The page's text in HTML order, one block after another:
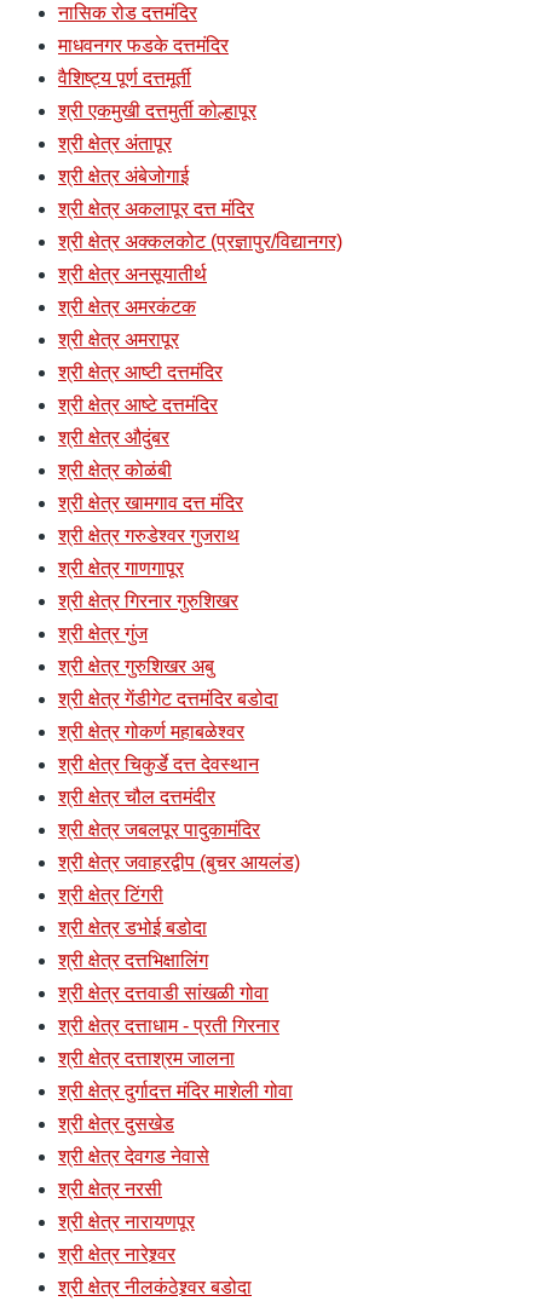
नासिक रोड दत्तमंदिर
माधवनगर फडके दत्तमंदिर
वैशिष्ट्य पूर्ण दत्तमूर्ती
श्री एकमुखी दत्तमुर्ती कोल्हापूर
श्री क्षेत्र अंतापूर
श्री क्षेत्र अंबेजोगाई
श्री क्षेत्र अकलापूर दत्त मंदिर
श्री क्षेत्र अक्कलकोट (प्रज्ञापुर/विद्यानगर)
श्री क्षेत्र अनसूयातीर्थ
श्री क्षेत्र अमरकंटक
श्री क्षेत्र अमरापूर
श्री क्षेत्र आष्टी दत्तमंदिर
श्री क्षेत्र आष्टे दत्तमंदिर
श्री क्षेत्र औदुंबर
श्री क्षेत्र कोळंबी
श्री क्षेत्र खामगाव दत्त मंदिर
श्री क्षेत्र गरुडेश्वर गुजराथ
श्री क्षेत्र गाणगापूर
श्री क्षेत्र गिरनार गुरुशिखर
श्री क्षेत्र गुंज
श्री क्षेत्र गुरुशिखर अबु
श्री क्षेत्र गेंडीगेट दत्तमंदिर बडोदा
श्री क्षेत्र गोकर्ण महाबळेश्वर
श्री क्षेत्र चिकुर्डे दत्त देवस्थान
श्री क्षेत्र चौल दत्तमंदीर
श्री क्षेत्र जबलपूर पादुकामंदिर
श्री क्षेत्र जवाहरद्वीप (बुचर आयलंड)
श्री क्षेत्र टिंगरी
श्री क्षेत्र डभोई बडोदा
श्री क्षेत्र दत्तभिक्षालिंग
श्री क्षेत्र दत्तवाडी सांखळी गोवा
श्री क्षेत्र दत्ताधाम - प्रती गिरनार
श्री क्षेत्र दत्ताश्रम जालना
श्री क्षेत्र दुर्गादत्त मंदिर माशेली गोवा
श्री क्षेत्र दुसखेड
श्री क्षेत्र देवगड नेवासे
श्री क्षेत्र नरसी
श्री क्षेत्र नारायणपूर
श्री क्षेत्र नारेश्र्वर
श्री क्षेत्र नीलकंठेश्र्वर बडोदा